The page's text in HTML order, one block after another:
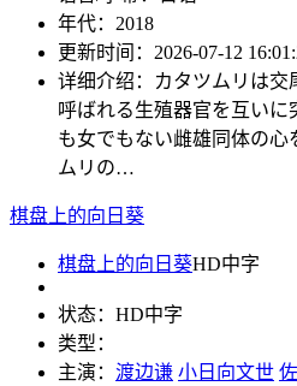
年代： 2018
更新时间： 2026-07-12
详细介绍：
カタツムリは交
呼ばれる生殖器官を互いに
も女でもない雌雄同体の
ムリの…
棋盘上的向日葵
棋盘上的向日葵HD中字
状态： HD中字
类型：
主演： 渡边谦 小日向文世